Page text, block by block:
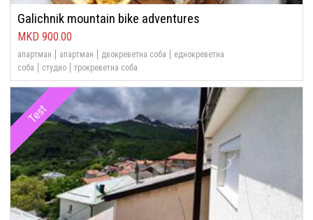
Galichnik mountain bike adventures
900.00
апартман апартман двокреветна соба
еднокреветна
соба
студио трокреветна соба
Test